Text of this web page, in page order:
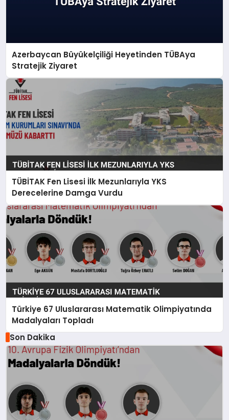
Azerbaycan Büyükelçiliği Heyetinden TÜBAya
Stratejik Ziyaret
TÜBİTAK Fen Lisesi İlk Mezunlarıyla YKS
Derecelerine Damga Vurdu
Türkiye 67 Uluslararası Matematik Olimpiyatında
Madalyaları Topladı
Son Dakika